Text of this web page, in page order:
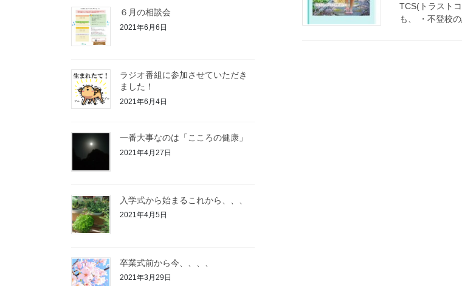
TCS(トラスト
も、 ・不登校
６月の相談会
2021年6月6日
ラジオ番組に参加させていただき
ました！
2021年6月4日
一番大事なのは「こころの健康」
2021年4月27日
入学式から始まるこれから、、、
2021年4月5日
卒業式前から今、、、、
2021年3月29日